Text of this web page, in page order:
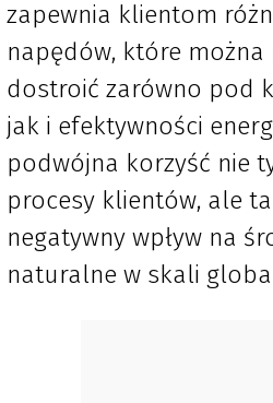
zapewnia klientom
napędów, które można
dostroić zarówno pod
jak i efektywności
podwójna korzyść nie
procesy klientów, ale
negatywny wpływ na
naturalne w skali